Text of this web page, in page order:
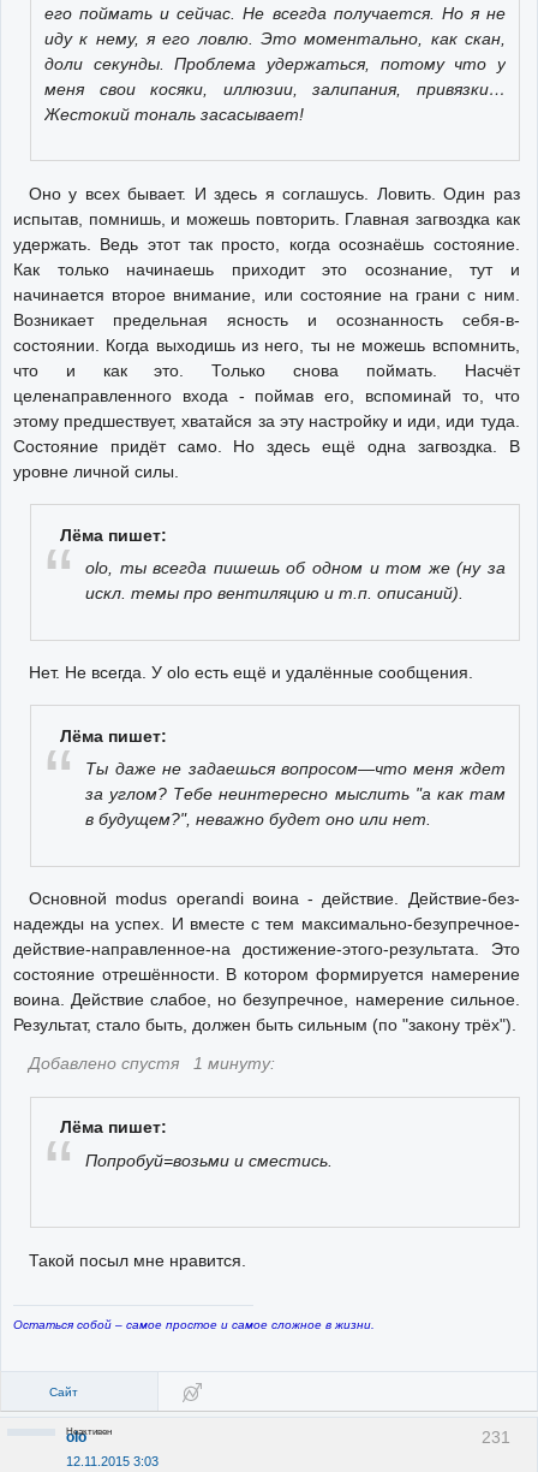
его поймать и сейчас. Не всегда получается. Но я не
иду к нему, я его ловлю. Это моментально, как скан,
доли секунды. Проблема удержаться, потому что у
меня свои косяки, иллюзии, залипания, привязки…
Жестокий тональ засасывает!
Оно у всех бывает. И здесь я соглашусь. Ловить. Один раз
испытав, помнишь, и можешь повторить. Главная загвоздка как
удержать. Ведь этот так просто, когда осознаёшь состояние.
Как только начинаешь приходит это осознание, тут и
начинается второе внимание, или состояние на грани с ним.
Возникает предельная ясность и осознанность себя-в-
состоянии. Когда выходишь из него, ты не можешь вспомнить,
что и как это. Только снова поймать. Насчёт
целенаправленного входа - поймав его, вспоминай то, что
этому предшествует, хватайся за эту настройку и иди, иди туда.
Состояние придёт само. Но здесь ещё одна загвоздка. В
уровне личной силы.
Лёма пишет:
olo, ты всегда пишешь об одном и том же (ну за
искл. темы про вентиляцию и т.п. описаний).
Нет. Не всегда. У olo есть ещё и удалённые сообщения.
Лёма пишет:
Ты даже не задаешься вопросом—что меня ждет
за углом? Тебе неинтересно мыслить "а как там
в будущем?", неважно будет оно или нет.
Основной modus operandi воина - действие. Действие-без-
надежды на успех. И вместе с тем максимально-безупречное-
действие-направленное-на достижение-этого-результата. Это
состояние отрешённости. В котором формируется намерение
воина. Действие слабое, но безупречное, намерение сильное.
Результат, стало быть, должен быть сильным (по "закону трёх").
Добавлено спустя 1 минуту:
Лёма пишет:
Попробуй=возьми и сместись.
Такой посыл мне нравится.
Остаться собой – самое простое и самое сложное в жизни.
Сайт
231
olo
12.11.2015 3:03
Неактивен